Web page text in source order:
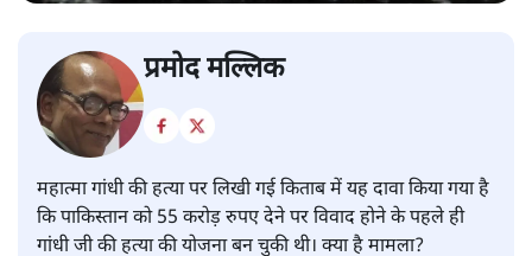
प्रमोद मल्लिक
महात्मा गांधी की हत्या पर लिखी गई किताब में यह दावा किया गया है
कि पाकिस्तान को 55 करोड़ रुपए देने पर विवाद होने के पहले ही
गांधी जी की हत्या की योजना बन चुकी थी। क्या है मामला?